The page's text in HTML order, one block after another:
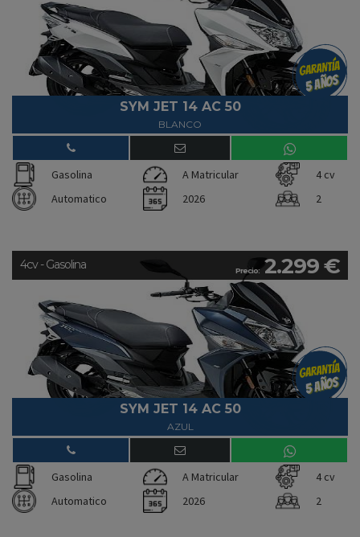
SYM JET 14 AC 50
BLANCO
Gasolina A Matricular
4 cv
Automatico
2026 2
Precio: 2.299 €
4cv - Gasolina
SYM JET 14 AC 50
AZUL
Gasolina A Matricular
4 cv
Automatico
2026 2